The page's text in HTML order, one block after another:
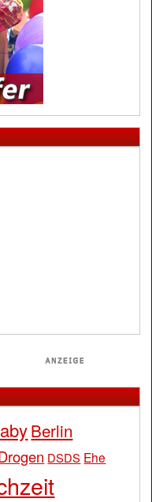
Berlin
DSDS Ehe